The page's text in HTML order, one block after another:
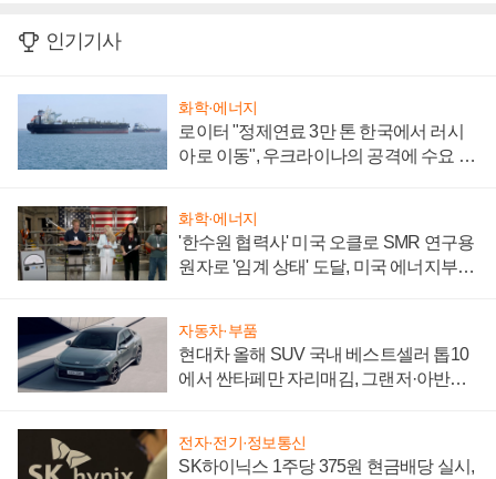
인기기사
화학·에너지
로이터 "정제연료 3만 톤 한국에서 러시
아로 이동", 우크라이나의 공격에 수요 늘
화학·에너지
'한수원 협력사' 미국 오클로 SMR 연구용
원자로 '임계 상태' 도달, 미국 에너지부
자동차·부품
현대차 올해 SUV 국내 베스트셀러 톱10
에서 싼타페만 자리매김, 그랜저·아반떼
전자·전기·정보통신
SK하이닉스 1주당 375원 현금배당 실시,